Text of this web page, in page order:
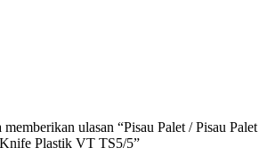
ulasan “Pisau Palet / Pisau Palet
Plastik VT TS5/5”